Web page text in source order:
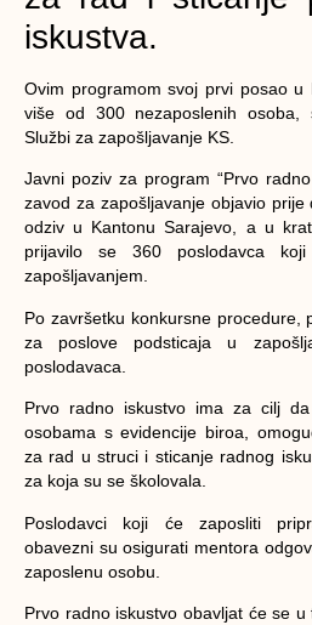
iskustva.
Ovim programom svoj prvi posao u
više od 300 nezaposlenih osoba,
Službi za zapošljavanje KS.
Javni poziv za program “Prvo
zavod za zapošljavanje objavio
odziv u Kantonu Sarajevo, a u
prijavilo se 360 poslodavca
zapošljavanjem.
Po završetku konkursne procedure,
za poslove podsticaja u
poslodavaca.
Prvo radno iskustvo ima za cilj
osobama s evidencije biroa,
za rad u struci i sticanje radnog
za koja su se školovala.
Poslodavci koji će zaposliti
obavezni su osigurati mentora
zaposlenu osobu.
Prvo radno iskustvo obavljat će se